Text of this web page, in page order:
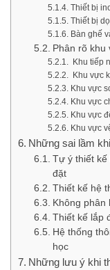
Thiết bị
Thiết bị
Bàn ghế
Phân rõ
Khu tiếp
Khu vực
Khu vực
Khu vực
Khu vực
Khu vực
Những sai lầm
Tự ý thiết kế
đặt
Thiết kế hệ
Không phân
Thiết kế lắp
Hệ thống
học
Những lưu ý khi